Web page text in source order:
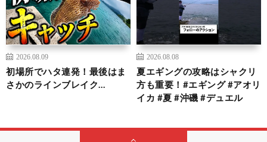
2026.08.09
初場所でハタ連発！最後はま
さかのラインブレイク…
2026.08.08
夏エギングの攻略はシャクリ
方も重要！#エギング #アオリ
イカ #夏 #沖磯 #デュエル